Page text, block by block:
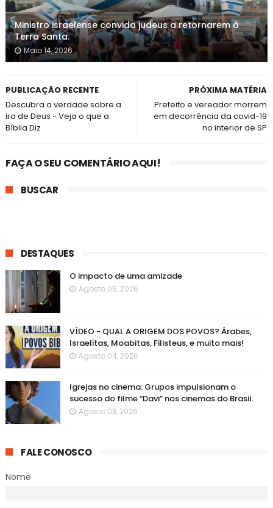
Ministro israelense convida judeus a retornarem à
Terra Santa.
Maio 14, 2026
PRÓXIMA MATÉRIA
Prefeito e vereador morrem
em decorrência da covid-19
no interior de SP
PUBLICAÇÃO RECENTE
Descubra a verdade sobre a
ira de Deus - Veja o que a
Bíblia Diz
FAÇA O SEU COMENTÁRIO AQUI!
BUSCAR
DESTAQUES
O impacto de uma amizade
Agosto 05, 2026
VÍDEO - QUAL A ORIGEM DOS POVOS? Árabes,
Israelitas, Moabitas, Filisteus, e muito mais!
Agosto 04, 2026
Igrejas no cinema: Grupos impulsionam o
sucesso do filme “Davi” nos cinemas do Brasil.
Agosto 03, 2026
FALE CONOSCO
Nome